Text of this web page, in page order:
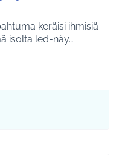
keräisi ihmisiä
isolta led-näy…
- Hyrylä